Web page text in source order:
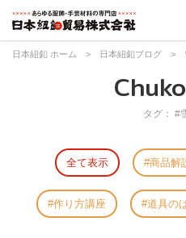
日本紐釦 ホーム > 日本紐釦ブログ >
タグ： #
全て表示 商品解
作り方講座 道具の